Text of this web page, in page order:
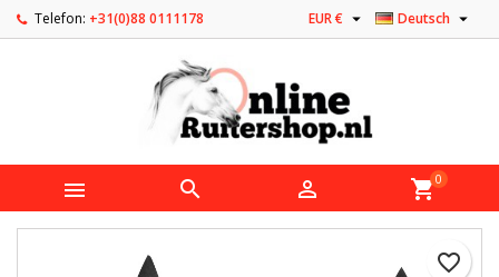
Telefon: +31(0)88 0111178 Deutsch 
EUR € 
   shopping_cart0
favorite_border